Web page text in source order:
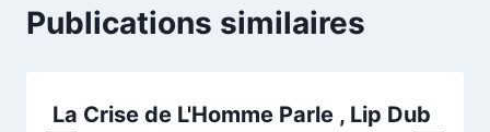
Publications similaires
La Crise de L'Homme Parle , Lip Dub